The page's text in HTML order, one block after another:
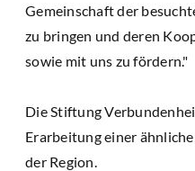
Gemeinschaft der
zu bringen und deren
sowie mit uns zu fördern."
Die Stiftung
Erarbeitung einer
der Region.